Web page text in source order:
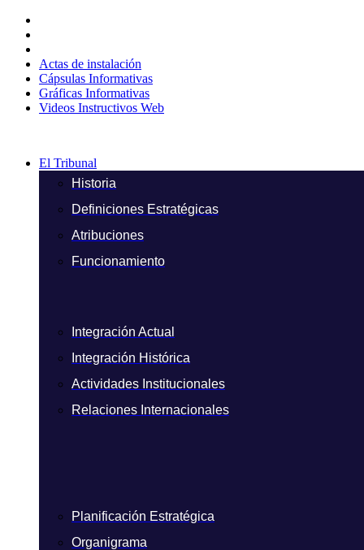
contenido
Actas de instalación
Cápsulas Informativas
Gráficas Informativas
Videos Instructivos Web
El Tribunal
Historia
Definiciones Estratégicas
Atribuciones
Funcionamiento
Integración Actual
Integración Histórica
Actividades Institucionales
Relaciones Internacionales
Planificación Estratégica
Organigrama